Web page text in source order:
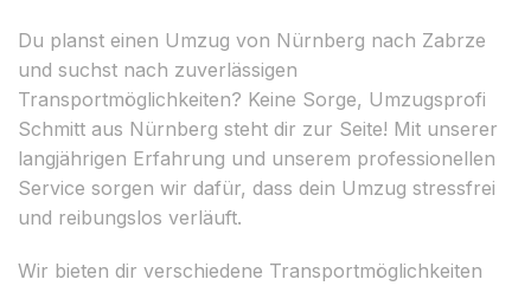
Du planst einen Umzug von Nürnberg nach Zabrze
und suchst nach zuverlässigen
Transportmöglichkeiten? Keine Sorge, Umzugsprofi
Schmitt aus Nürnberg steht dir zur Seite! Mit unserer
langjährigen Erfahrung und unserem professionellen
Service sorgen wir dafür, dass dein Umzug stressfrei
und reibungslos verläuft.
Wir bieten dir verschiedene Transportmöglichkeiten